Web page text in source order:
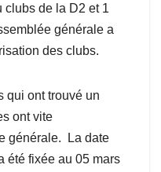
clubs de la D2 et 1
générale a
des clubs.
qui ont trouvé un
ont vite
générale. La date
été fixée au 05 mars